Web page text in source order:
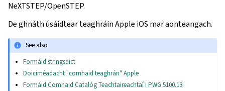
NeXTSTEP/OpenSTEP.
De ghnáth úsáidtear teaghráin Apple iOS mar aonteangach.
See also
Formáid stringsdict
Doiciméadacht "comhaid teaghrán" Apple
Formáid Comhaid Catalóg Teachtaireachtaí i PWG 5100.13